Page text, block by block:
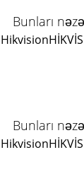
Bunları
Hikvision
Bunları
Hikvision